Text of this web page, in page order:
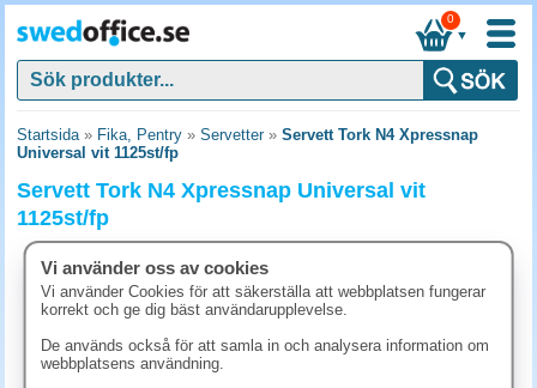
▼
0
Startsida» Fika, Pentry » Servetter» Servett Tork N4 Xpressnap
Universal vit 1125st/fp
Servett Tork N4 Xpressnap Universal vit
1125st/fp
Vi använder oss av cookies
Vi använder Cookies för att säkerställa att webbplatsen fungerar
korrekt och ge dig bäst användarupplevelse.
De används också för att samla in och analysera information om
webbplatsens användning.